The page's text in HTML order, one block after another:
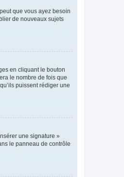
que vous ayez besoin
de nouveaux sujets
en cliquant le bouton
le nombre de fois que
puissent rédiger une
une signature »
le panneau de contrôle